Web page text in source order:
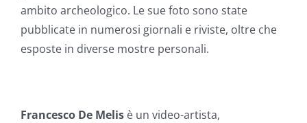
ambito archeologico. Le sue foto sono state
pubblicate in numerosi giornali e riviste, oltre che
esposte in diverse mostre personali.
Francesco De Melis è un video-artista,